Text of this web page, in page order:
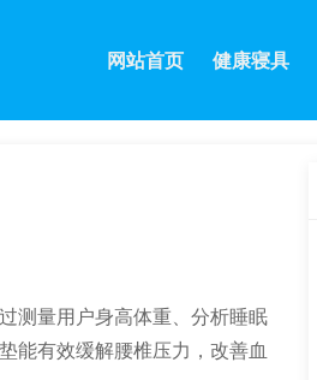
网站首页 健康寝具
测量用户身高体重、分析睡眠
能有效缓解腰椎压力，改善血